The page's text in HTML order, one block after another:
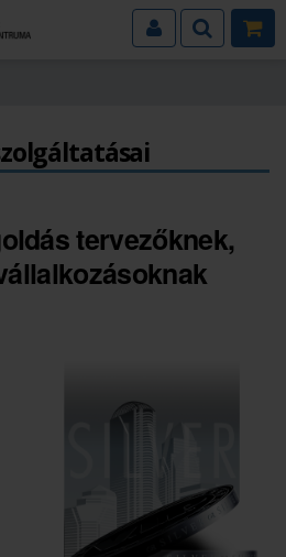
tervezőknek,